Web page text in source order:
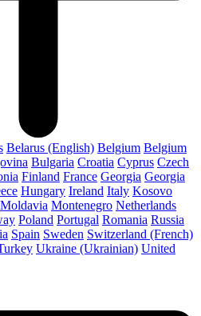
Belarus (English) Belgium Belgium
Bulgaria Croatia Cyprus Czech
Finland France Georgia Georgia
Hungary Ireland Italy Kosovo
Moldavia Montenegro Netherlands
Poland Portugal Romania Russia
Spain Sweden Switzerland (French)
Ukraine (Ukrainian) United